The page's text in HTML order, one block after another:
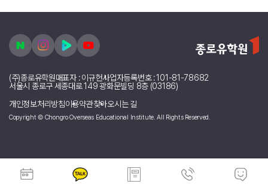
(주)종로유학원대표자 : 이규헌사업자등록번호 : 101-81-78682
서울시 종로구 세종대로 149 광화문빌딩 8층 (03186)
개인정보처리방침이용약관찾아오시는 길
Copyright © Chongro Overseas Educational Institute. All Rights Reserved.